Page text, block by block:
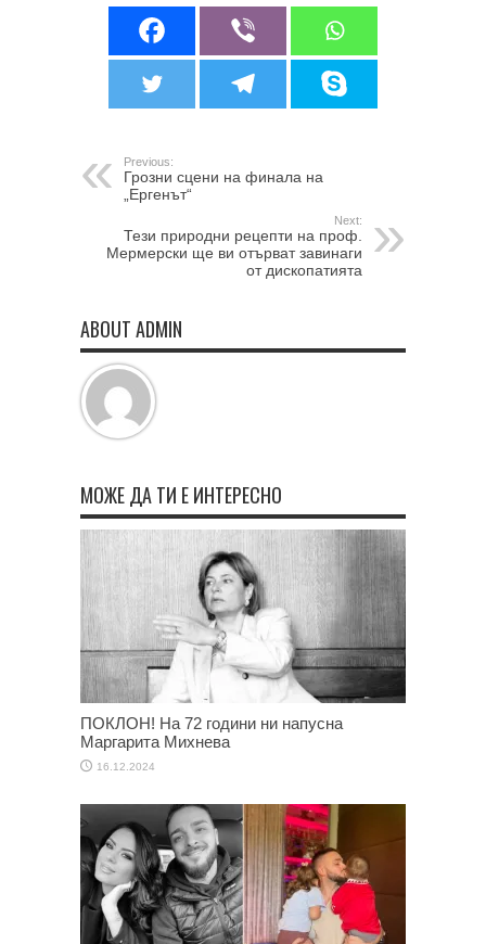
Previous:
Грозни сцени на финала на
„Ергенът“
Next:
Тези природни рецепти на проф.
Мермерски ще ви отърват завинаги
от дископатията
ABOUT ADMIN
МОЖЕ ДА ТИ Е ИНТЕРЕСНО
ПОКЛОН! На 72 години ни напусна
Маргарита Михнева
16.12.2024